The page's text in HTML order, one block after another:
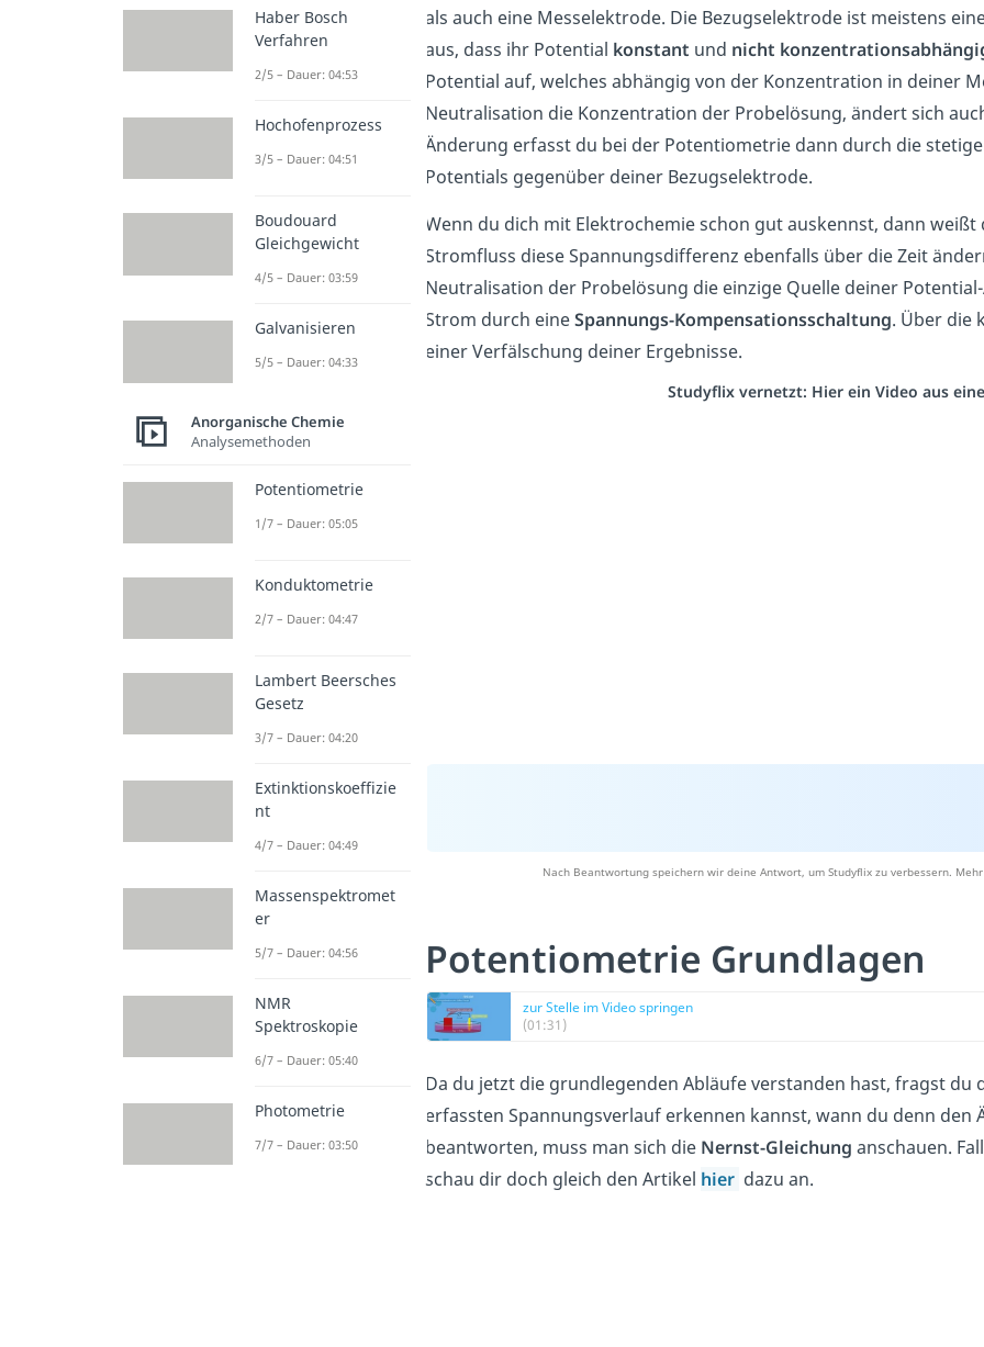
als auch eine Messelektrode. Die Bezugselektrode ist meistens
aus, dass ihr Potential konstant und nicht
Potential auf, welches abhängig von der Konzentration in deiner
Neutralisation die Konzentration der Probelösung, ändert sich
Änderung erfasst du bei der Potentiometrie dann durch die
Potentials gegenüber deiner Bezugselektrode.
Wenn du dich mit Elektrochemie schon gut auskennst, dann
Stromfluss diese Spannungsdifferenz ebenfalls über die Zeit
Neutralisation der Probelösung die einzige Quelle deiner
Strom durch eineSpannungs-Kompensationsschaltung. Über die
einer Verfälschung deiner Ergebnisse.
Studyflix vernetzt: Hier ein Video aus
Nach Beantwortung speichern wir deine Antwort, um Studyflix zu verbessern.
Potentiometrie Grundlagen
zur Stelle im Video springen
(01:31)
Da du jetzt die grundlegenden Abläufe verstanden hast, fragst
erfassten Spannungsverlauf erkennen kannst, wann du denn den
beantworten, muss man sich die Nernst-Gleichung anschauen.
schau dir doch gleich den Artikel hier dazu an.
Haber Bosch
Verfahren
2/5 – Dauer: 04:53
Hochofenprozess
3/5 – Dauer: 04:51
Boudouard
Gleichgewicht
4/5 – Dauer: 03:59
Galvanisieren
5/5 – Dauer: 04:33
Anorganische Chemie
Analysemethoden
Potentiometrie
1/7 – Dauer: 05:05
Konduktometrie
2/7 – Dauer: 04:47
Lambert Beersches
Gesetz
3/7 – Dauer: 04:20
Extinktionskoeffizie
nt
4/7 – Dauer: 04:49
Massenspektromet
er
5/7 – Dauer: 04:56
NMR
Spektroskopie
6/7 – Dauer: 05:40
Photometrie
7/7 – Dauer: 03:50